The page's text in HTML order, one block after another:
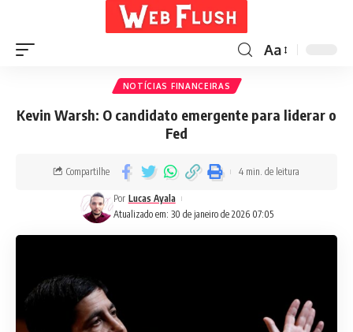
Aa
NOTÍCIAS FINANCEIRAS
Kevin Warsh: O candidato emergente para liderar o
Fed
Atualizado em: 30 de janeiro de 2026 07:05
Por Lucas Ayala
Compartilhe 4 min. de leitura